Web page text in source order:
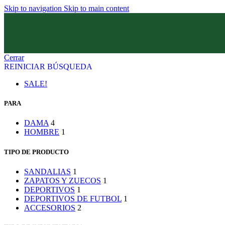
Skip to navigation Skip to main content
Cerrar
REINICIAR BÚSQUEDA
SALE!
PARA
DAMA 4
HOMBRE 1
TIPO DE PRODUCTO
SANDALIAS 1
ZAPATOS Y ZUECOS 1
DEPORTIVOS 1
DEPORTIVOS DE FUTBOL 1
ACCESORIOS 2